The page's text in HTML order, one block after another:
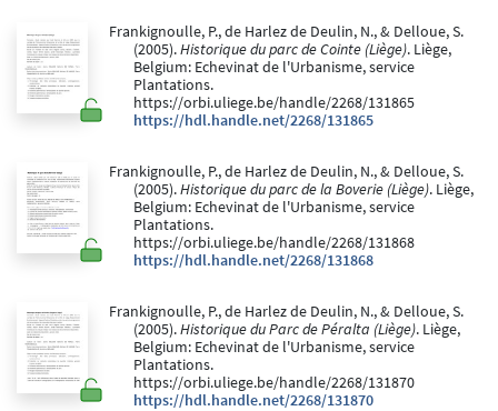
Frankignoulle, P., de Harlez de Deulin, N., & Delloue, S.
(2005).Historique du parc de Cointe (Liège). Liège,
Belgium: Echevinat de l'Urbanisme, service
Plantations.
https://orbi.uliege.be/handle/2268/131865
https://hdl.handle.net/2268/131865
Frankignoulle, P., de Harlez de Deulin, N., & Delloue, S.
(2005).Historique du parc de la Boverie (Liège). Liège,
Belgium: Echevinat de l'Urbanisme, service
Plantations.
https://orbi.uliege.be/handle/2268/131868
https://hdl.handle.net/2268/131868
Frankignoulle, P., de Harlez de Deulin, N., & Delloue, S.
(2005).Historique du Parc de Péralta (Liège). Liège,
Belgium: Echevinat de l'Urbanisme, service
Plantations.
https://orbi.uliege.be/handle/2268/131870
https://hdl.handle.net/2268/131870